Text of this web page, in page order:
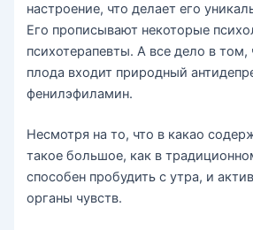
настроение, что делает его
Его прописывают некоторые
психотерапевты. А все дело в том,
плода входит природный
фенилэфиламин.
Несмотря на то, что в какао
такое большое, как в
способен пробудить с утра, и
органы чувств.